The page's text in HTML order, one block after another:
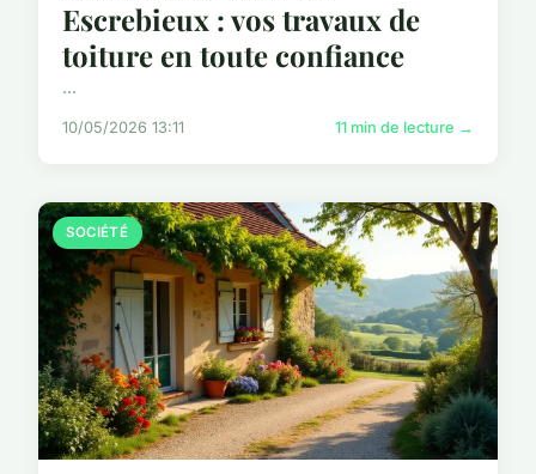
Escrebieux : vos travaux de
toiture en toute confiance
...
10/05/2026 13:11 11 min de lecture →
SOCIÉTÉ